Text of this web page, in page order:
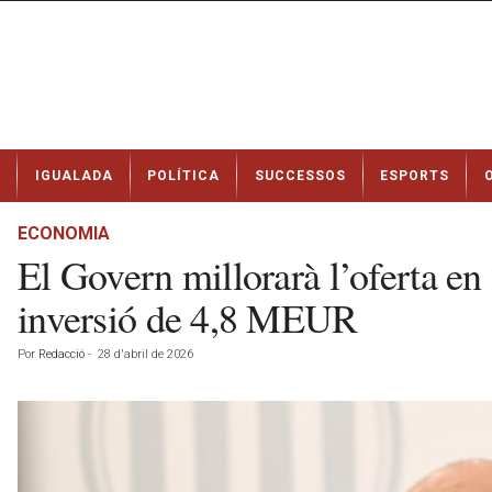
t
IGUALADA POLÍTICA SUCCESSOS ESPORTS
ECONOMIA
El Govern millorarà l’oferta
inversió de 4,8 MEUR
Por Redacció - 28 d'abril de 2026